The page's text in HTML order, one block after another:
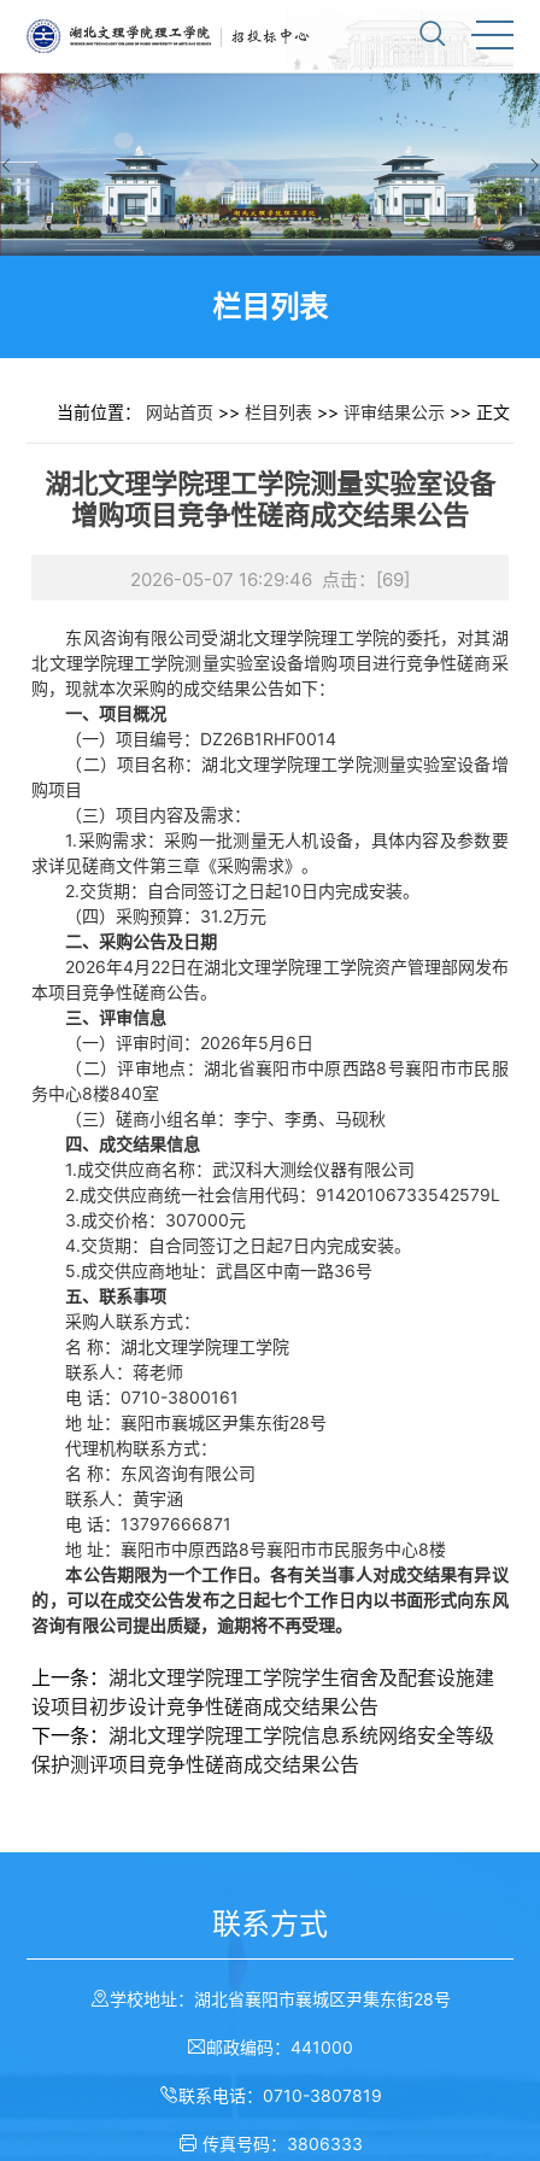
栏目列表
当前位置： 网站首页 >>栏目列表 >>评审结果公示 >> 正文
湖北文理学院理工学院测量实验室设备
增购项目竞争性磋商成交结果公告
2026-05-07 16:29:46 点击：[69]
东风咨询有限公司受湖北文理学院理工学院的委托，对其湖
北文理学院理工学院测量实验室设备增购项目进行竞争性磋商采
购，现就本次采购的成交结果公告如下：
一、项目概况
（一）项目编号：DZ26B1RHF0014
（二）项目名称：湖北文理学院理工学院测量实验室设备增
购项目
（三）项目内容及需求：
1.采购需求：采购一批测量无人机设备，具体内容及参数要
求详见磋商文件第三章《采购需求》。
2.交货期：自合同签订之日起10日内完成安装。
（四）采购预算：31.2万元
二、采购公告及日期
2026年4月22日在湖北文理学院理工学院资产管理部网发布
本项目竞争性磋商公告。
三、评审信息
（一）评审时间：2026年5月6日
（二）评审地点：湖北省襄阳市中原西路8号襄阳市市民服
务中心8楼840室
（三）磋商小组名单：李宁、李勇、马砚秋
四、成交结果信息
1.成交供应商名称：武汉科大测绘仪器有限公司
2.成交供应商统一社会信用代码：91420106733542579L
3.成交价格：307000元
4.交货期：自合同签订之日起7日内完成安装。
5.成交供应商地址：武昌区中南一路36号
五、联系事项
采购人联系方式：
名 称：湖北文理学院理工学院
联系人：蒋老师
电 话：0710-3800161
地 址：襄阳市襄城区尹集东街28号
代理机构联系方式：
名 称：东风咨询有限公司
联系人：黄宇涵
电 话：13797666871
地 址：襄阳市中原西路8号襄阳市市民服务中心8楼
本公告期限为一个工作日。各有关当事人对成交结果有异议
的，可以在成交公告发布之日起七个工作日内以书面形式向东风
咨询有限公司提出质疑，逾期将不再受理。
上一条：湖北文理学院理工学院学生宿舍及配套设施建
设项目初步设计竞争性磋商成交结果公告
下一条：湖北文理学院理工学院信息系统网络安全等级
保护测评项目竞争性磋商成交结果公告
联系方式
学校地址：湖北省襄阳市襄城区尹集东街28号
邮政编码：441000
联系电话：0710-3807819
传真号码：3806333